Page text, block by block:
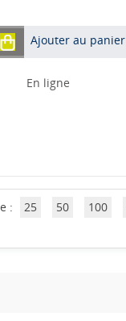
Ajouter au panier
En ligne
: 25 50 100